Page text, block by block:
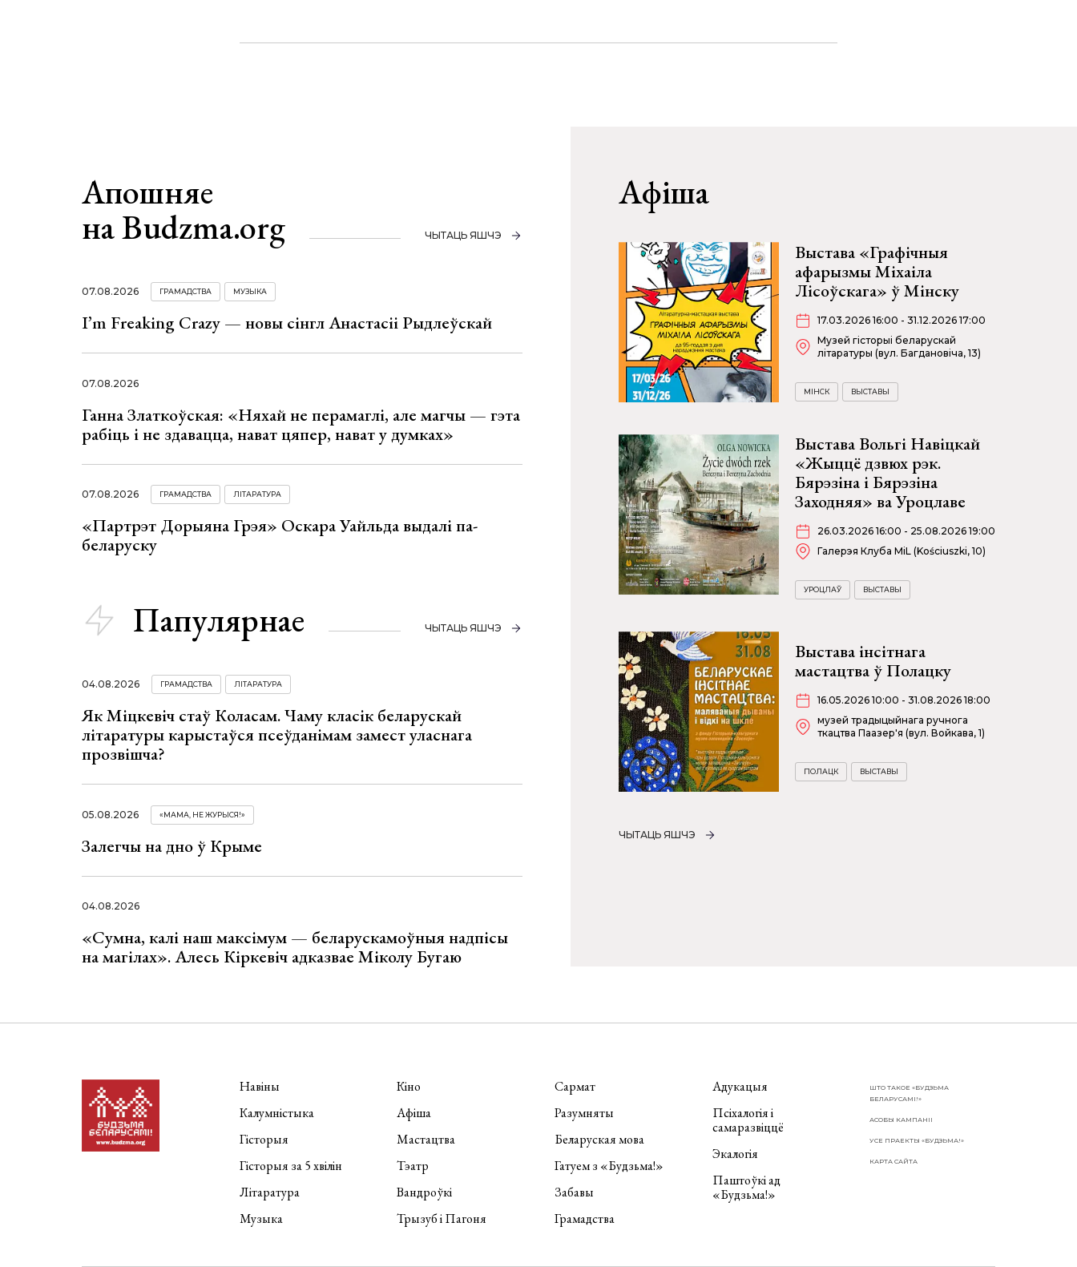
Апошняе
на Budzma.org
ЧЫТАЦЬ ЯШЧЭ
07.08.2026 ГРАМАДСТВА МУЗЫКА
I’m Freaking Crazy — новы сінгл Анастасіі Рыдлеўскай
07.08.2026
Ганна Златкоўская: «Няхай не перамаглі, але магчы — гэта
рабіць і не здавацца, нават цяпер, нават у думках»
07.08.2026 ГРАМАДСТВА ЛІТАРАТУРА
«Партрэт Дорыяна Грэя» Оскара Уайльда выдалі па-
беларуску
Папулярнае ЧЫТАЦЬ ЯШЧЭ
04.08.2026 ГРАМАДСТВА ЛІТАРАТУРА
Як Міцкевіч стаў Коласам. Чаму класік беларускай
літаратуры карыстаўся псеўданімам замест уласнага
прозвішча?
05.08.2026 «МАМА, НЕ ЖУРЫСЯ!»
Залегчы на дно ў Крыме
04.08.2026
«Сумна, калі наш максімум — беларускамоўныя надпісы
на магілах». Алесь Кіркевіч адказвае Міколу Бугаю
Афіша
Выстава «Графічныя
афарызмы Міхаіла
Лісоўскага» ў Мінску
17.03.2026 16:00 - 31.12.2026 17:00
Музей гісторыі беларускай
літаратуры (вул. Багдановіча, 13)
МІНСК ВЫСТАВЫ
Выстава Вольгі Навіцкай
«Жыццё дзвюх рэк.
Бярэзіна і Бярэзіна
Заходняя» ва Уроцлаве
26.03.2026 16:00 - 25.08.2026 19:00
Галерэя Клуба MiL (Kościuszki, 10)
УРОЦЛАЎ ВЫСТАВЫ
Выстава інсітнага
мастацтва ў Полацку
16.05.2026 10:00 - 31.08.2026 18:00
музей традыцыйнага ручнога
ткацтва Паазер'я (вул. Войкава, 1)
ПОЛАЦК ВЫСТАВЫ
ЧЫТАЦЬ ЯШЧЭ
Навіны
Калумністыка
Гісторыя
Гісторыя за 5 хвілін
Літаратура
Музыка
Кіно
Афіша
Мастацтва
Тэатр
Вандроўкі
Трызуб і Пагоня
Сармат
Разумняты
Беларуская мова
Гатуем з «Будзьма!»
Забавы
Грамадства
Адукацыя
Псіхалогія і
самаразвіццё
Экалогія
Паштоўкі ад
«Будзьма!»
ШТО ТАКОЕ «БУДЗЬМА
БЕЛАРУСАМІ!»
АСОБЫ КАМПАНІІ
УСЕ ПРАЕКТЫ «БУДЗЬМА!»
КАРТА САЙТА